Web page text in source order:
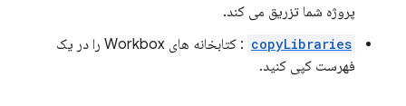
پروژه شما تزریق می کند.
copyLibraries
: کتابخانه های Workbox را در یک
فهرست کپی کنید.